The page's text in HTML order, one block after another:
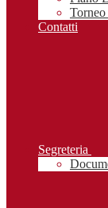
Contatti
Segreteria